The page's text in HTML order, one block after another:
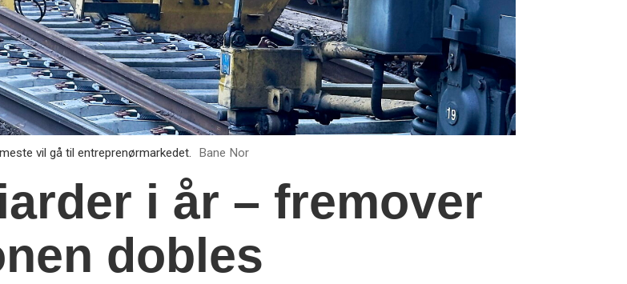
vil gå til entreprenørmarkedet. Bane Nor
i år – fremover
dobles